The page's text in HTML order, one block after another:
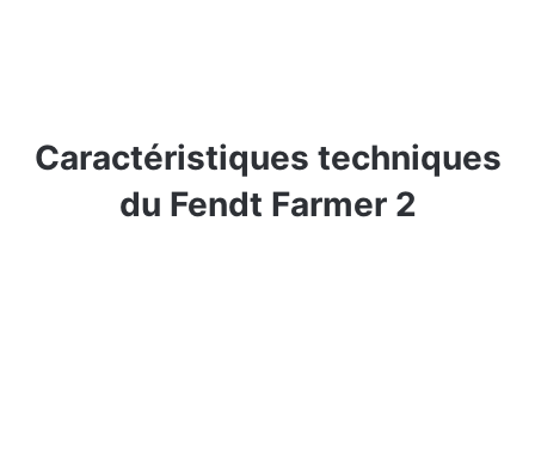
Caractéristiques techniques
du Fendt Farmer 2